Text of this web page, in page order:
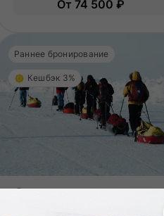
к туру.
От 74 500 ₽
Раннее бронирование
Кешбэк 3%
Один градус до цели